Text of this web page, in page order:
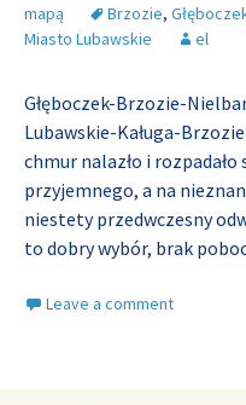
mapą
Brzozie,
Miasto Lubawskie
el
Głęboczek-Brzozie-
Lubawskie-Kaługa-
chmur nalazło i rozpadało
przyjemnego, a na
niestety przedwczesny
to dobry wybór, brak
Leave a comment